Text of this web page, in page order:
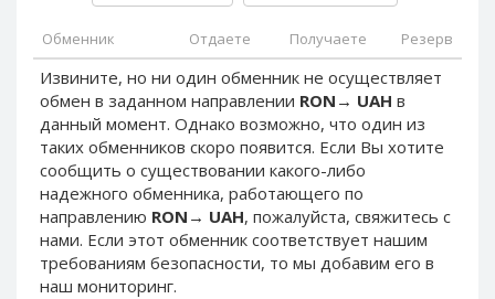
Обменник Отдаете Получаете Резерв
Извините, но ни один обменник не осуществляет
обмен в заданном направлении RON → UAH в
данный момент. Однако возможно, что один из
таких обменников скоро появится. Если Вы хотите
сообщить о существовании какого-либо
надежного обменника, работающего по
направлению RON → UAH, пожалуйста, свяжитесь с
нами. Если этот обменник соответствует нашим
требованиям безопасности, то мы добавим его в
наш мониторинг.
PayPal SEK
PayPal CHF
PayPal MYR
Webmoney WMZ
Webmoney WMR
Webmoney WME
Webmoney WMU
Webmoney WMK
PayPal SEK
PayPal CHF
PayPal MYR
Webmoney WMZ
Webmoney WMR
Webmoney WME
Webmoney WMU
Webmoney WMK